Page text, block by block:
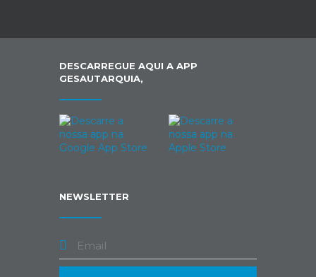
DESCARREGUE AQUI A APP
GESAUTARQUIA,
NEWSLETTER